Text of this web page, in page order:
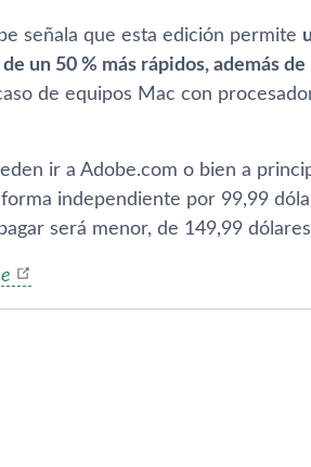
señala que esta edición permite
un 50 % más rápidos, además
de equipos Mac con
ir a Adobe.com o bien a
independiente por 99,99
será menor, de 149,99